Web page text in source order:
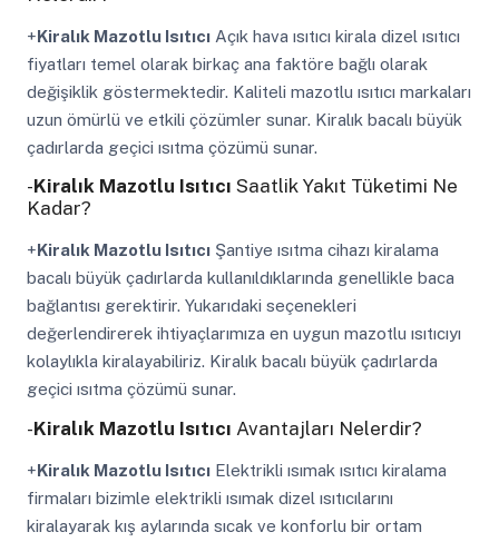
+Kiralık Mazotlu IsıtıcıAçık hava ısıtıcı kirala dizel ısıtıcı
fiyatları temel olarak birkaç ana faktöre bağlı olarak
değişiklik göstermektedir. Kaliteli mazotlu ısıtıcı markaları
uzun ömürlü ve etkili çözümler sunar. Kiralık bacalı büyük
çadırlarda geçici ısıtma çözümü sunar.
-Kiralık Mazotlu Isıtıcı Saatlik Yakıt Tüketimi Ne
Kadar?
+Kiralık Mazotlu IsıtıcıŞantiye ısıtma cihazı kiralama
bacalı büyük çadırlarda kullanıldıklarında genellikle baca
bağlantısı gerektirir. Yukarıdaki seçenekleri
değerlendirerek ihtiyaçlarımıza en uygun mazotlu ısıtıcıyı
kolaylıkla kiralayabiliriz. Kiralık bacalı büyük çadırlarda
geçici ısıtma çözümü sunar.
-Kiralık Mazotlu Isıtıcı Avantajları Nelerdir?
+Kiralık Mazotlu IsıtıcıElektrikli ısımak ısıtıcı kiralama
firmaları bizimle elektrikli ısımak dizel ısıtıcılarını
kiralayarak kış aylarında sıcak ve konforlu bir ortam